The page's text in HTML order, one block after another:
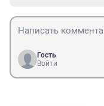
Гость
Войти